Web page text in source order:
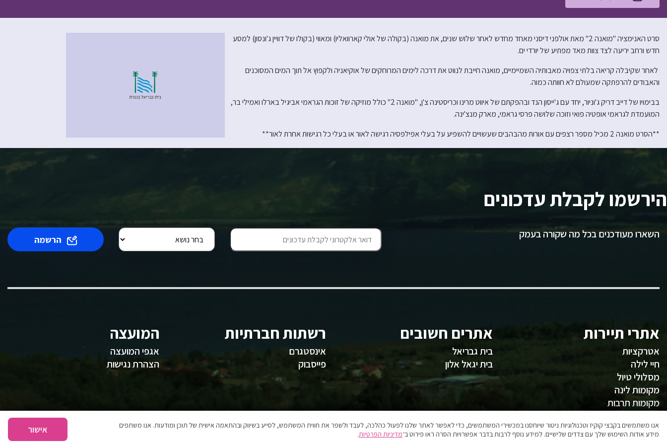
סרט האנימציה "מואנה 2" מאת אולפני דיסני מאחד מחדש לאחר שלוש שנים, את מואנה (בקולה של אולי קארוואליו) ומאווי (בקולו של דוויין ג'ונסון) למסע
חדש ורחב יריעה לצד צוות מאד מפתיע של יורדי ים.
לאחר שקיבלה קריאה בלתי צפויה מאבותיה השמיימיים, מואנה חייבת לנווט את דרכה לימים המרוחקים של אוקיאניה ולקפוץ אל תוך המים המסוכנים
והאבודים להרפתקה שמעולם לא חוותה כמוה.
בבימויו של דייב דריק ג'וניור, יחד עם ג'ייסון הנד ובהפקתם של איווט מרינו וכריסטינה צ'ן, "מואנה 2" כולל מוזיקה של זוכות הגראמי אביגיל בארלו ואמילי בר,
המועמדת לגראמי אופטיה פואי וזוכה שלושה פרסי גראמי, מארק מנצ'ינה.
**הסרט מואנה 2 מכיל מספר רצפים עם אורות מהבהבים שעשויים להשפיע על בעלי אפילפסיה רגישה לאור או בעלי כל רגישות אחרת לאור**
הירשמו לקבלת עדכונים
השארו מעודכנים בכל מה שקורה בעמק הרשמה
אתרי תיירות
אטרקציות
חיי לילה
מסלולי טיול
מקומות לינה
מקומות תרבות
אתרים חשובים
בית גבריאל
בית יגאל אלון
רשתות חברתיות
אינסטגרם
פייסבוק
המועצה
אגפי המועצה
הצהרת נגישות
אנו משתמשים בקבצי קוקיז וטכנולוגיות ניטור שיוחסנו במכשירי המשתמשים, כדי לאפשר לאתר שלנו לפעול כהלכה, לעבד ולשפר את חווית המשתמש, לסייע בשיווק ובהתאמה אישית של תוכן ומודעות. אנו משתפים
מידע אודות השימוש שלך עם צדדים שלישיים. למידע נוסף לרבות בדבר אפשרויות הסרה ראו פירוט ב־מדיניות הפרטיות. אישור